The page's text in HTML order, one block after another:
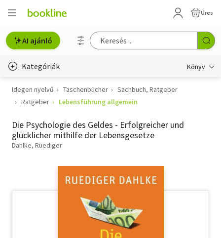
Üres
AI ajánló
Kategóriák Könyv
Életmód, egészség
Gyermek- és ifjúsági
Idegen nyelvű Taschenbücher
Sachbuch, Ratgeber
Ratgeber
Lebensführung allgemein
Die Psychologie des Geldes - Erfolgreicher und
glücklicher mithilfe der Lebensgesetze
Dahlke, Ruediger